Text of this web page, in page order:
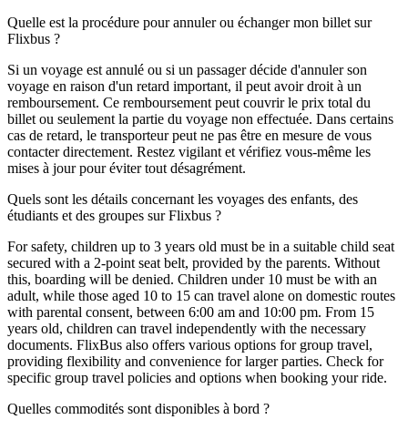
Quelle est la procédure pour annuler ou échanger mon billet sur
Flixbus ?
Si un voyage est annulé ou si un passager décide d'annuler son
voyage en raison d'un retard important, il peut avoir droit à un
remboursement. Ce remboursement peut couvrir le prix total du
billet ou seulement la partie du voyage non effectuée. Dans certains
cas de retard, le transporteur peut ne pas être en mesure de vous
contacter directement. Restez vigilant et vérifiez vous-même les
mises à jour pour éviter tout désagrément.
Quels sont les détails concernant les voyages des enfants, des
étudiants et des groupes sur Flixbus ?
For safety, children up to 3 years old must be in a suitable child seat
secured with a 2-point seat belt, provided by the parents. Without
this, boarding will be denied. Children under 10 must be with an
adult, while those aged 10 to 15 can travel alone on domestic routes
with parental consent, between 6:00 am and 10:00 pm. From 15
years old, children can travel independently with the necessary
documents. FlixBus also offers various options for group travel,
providing flexibility and convenience for larger parties. Check for
specific group travel policies and options when booking your ride.
Quelles commodités sont disponibles à bord ?